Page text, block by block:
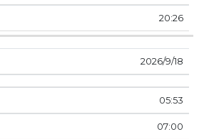
20:26
18‏‏/9‏‏/2026
05:53
07:00